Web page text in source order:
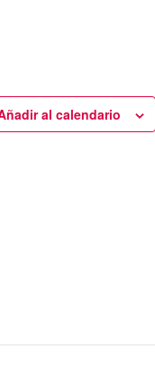
al calendario